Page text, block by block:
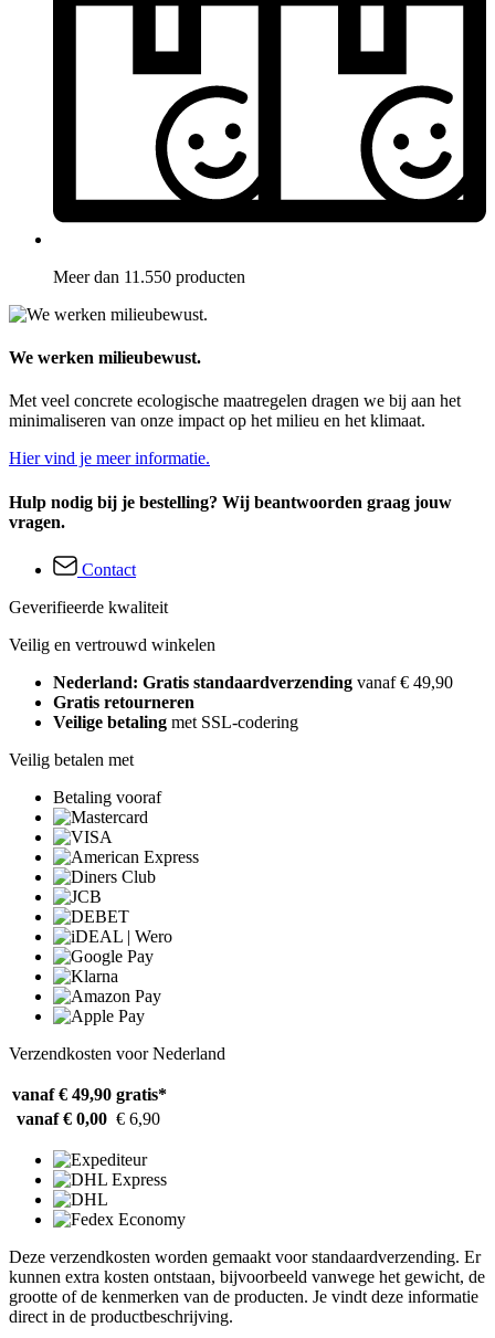
Meer dan 11.550 producten
We werken milieubewust.
Met veel concrete ecologische maatregelen dragen we bij aan het
minimaliseren van onze impact op het milieu en het klimaat.
Hier vind je meer informatie.
Hulp nodig bij je bestelling? Wij beantwoorden graag jouw
vragen.
Contact
Geverifieerde kwaliteit
Veilig en vertrouwd winkelen
Nederland: Gratis standaardverzending vanaf € 49,90
Gratis retourneren
Veilige betaling met SSL-codering
Veilig betalen met
Betaling vooraf
Verzendkosten voor Nederland
vanaf € 49,90 gratis*
vanaf € 0,00 € 6,90
Deze verzendkosten worden gemaakt voor standaardverzending. Er
kunnen extra kosten ontstaan, bijvoorbeeld vanwege het gewicht, de
grootte of de kenmerken van de producten. Je vindt deze informatie
direct in de productbeschrijving.